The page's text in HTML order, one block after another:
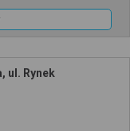
ul. Rynek